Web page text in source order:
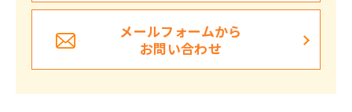
メールフォームから
お問い合わせ